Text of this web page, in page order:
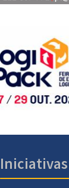
Iniciativas